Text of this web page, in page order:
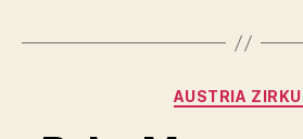
AUSTRIA